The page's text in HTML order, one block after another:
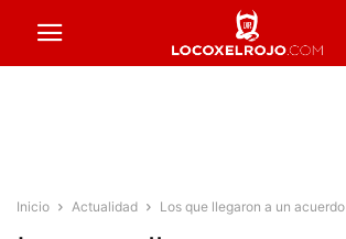
Inicio Actualidad Los que llegaron a un acuerdo